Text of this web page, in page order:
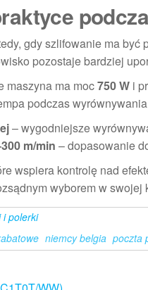
gdy szlifowanie ma być
pozostaje bardziej
maszyna ma moc750 W i
podczas
– wygodniejsze
m/min – dopasowanie
wspiera kontrolę nad
wyborem w swojej
i polerki
niemcy belgia poczta